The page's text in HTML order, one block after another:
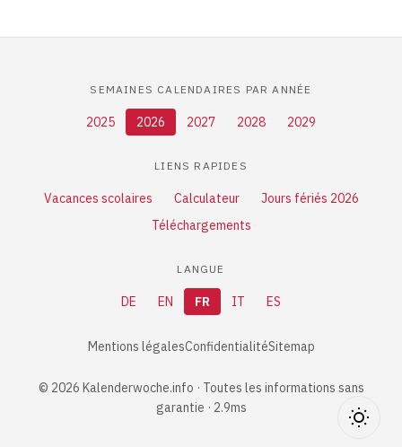
SEMAINES CALENDAIRES PAR ANNÉE
2025 2026 2027 2028 2029
LIENS RAPIDES
Vacances scolaires Calculateur
Jours fériés 2026
Téléchargements
LANGUE
DE EN FR IT ES
Mentions légalesConfidentialitéSitemap
© 2026 Kalenderwoche.info · Toutes les informations sans
garantie · 2.9ms